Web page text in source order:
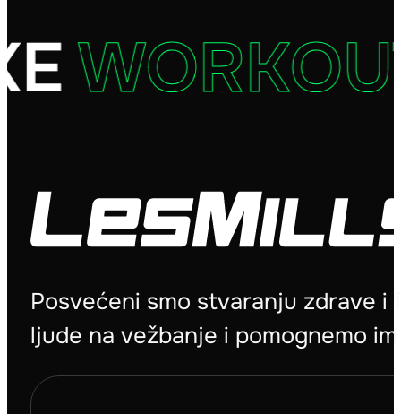
Posvećeni smo stvaranju zdrave
ljude na vežbanje i pomognemo